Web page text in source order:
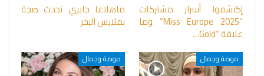
إكتشفوا أسرار مشتركات
“Miss Europe 2025” وما
علاقة “Gold…
ماهلاغا جابري تحدث ضجة
بملابس البحر
موضة وجمال موضة وجمال